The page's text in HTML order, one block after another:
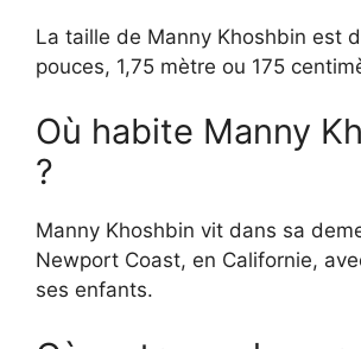
La taille de Manny Khoshbin est
pouces, 1,75 mètre ou 175
Où habite Manny
?
Manny Khoshbin vit dans sa
Newport Coast, en Californie,
ses enfants.